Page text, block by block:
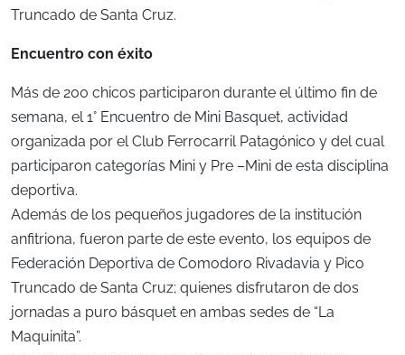
Truncado de Santa Cruz.
Encuentro con éxito
Más de 200 chicos participaron durante el último fin de
semana, el 1° Encuentro de Mini Basquet, actividad
organizada por el Club Ferrocarril Patagónico y del cual
participaron categorías Mini y Pre –Mini de esta disciplina
deportiva.
Además de los pequeños jugadores de la institución
anfitriona, fueron parte de este evento, los equipos de
Federación Deportiva de Comodoro Rivadavia y Pico
Truncado de Santa Cruz; quienes disfrutaron de dos
jornadas a puro básquet en ambas sedes de “La
Maquinita”.